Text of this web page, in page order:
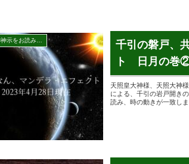
千引の磐戸、
ト 日月の巻
天照皇大神様、天照大神
による、千引の岩戸開き
読み、時の動きが一致し